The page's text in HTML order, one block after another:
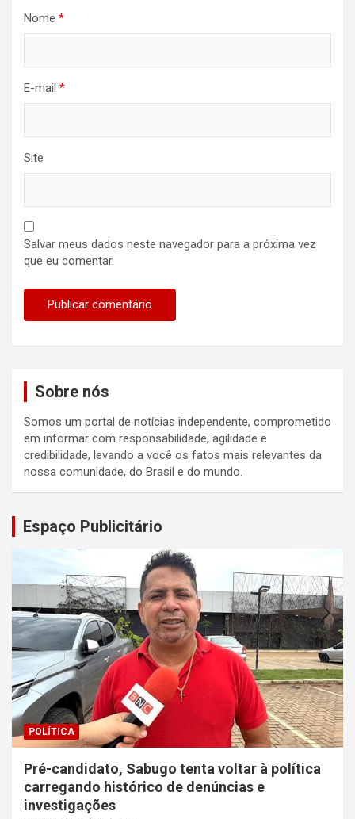
Nome *
E-mail *
Site
Salvar meus dados neste navegador para a próxima vez
que eu comentar.
Sobre nós
Somos um portal de notícias independente, comprometido
em informar com responsabilidade, agilidade e
credibilidade, levando a você os fatos mais relevantes da
nossa comunidade, do Brasil e do mundo.
Espaço Publicitário
POLÍTICA
Pré-candidato, Sabugo tenta voltar à política
carregando histórico de denúncias e
investigações